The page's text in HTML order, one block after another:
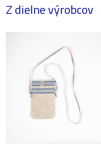
Z dielne výrobcov